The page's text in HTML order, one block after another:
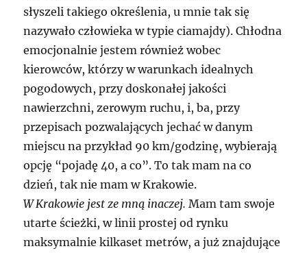
słyszeli takiego określenia, u mnie tak się
nazywało człowieka w typie ciamajdy). Chłodna
emocjonalnie jestem również wobec
kierowców, którzy w warunkach idealnych
pogodowych, przy doskonałej jakości
nawierzchni, zerowym ruchu, i, ba, przy
przepisach pozwalających jechać w danym
miejscu na przykład 90 km/godzinę, wybierają
opcję “pojadę 40, a co”. To tak mam na co
dzień, tak nie mam w Krakowie.
W Krakowie jest ze mną inaczej. Mam tam swoje
utarte ścieżki, w linii prostej od rynku
maksymalnie kilkaset metrów, a już znajdujące